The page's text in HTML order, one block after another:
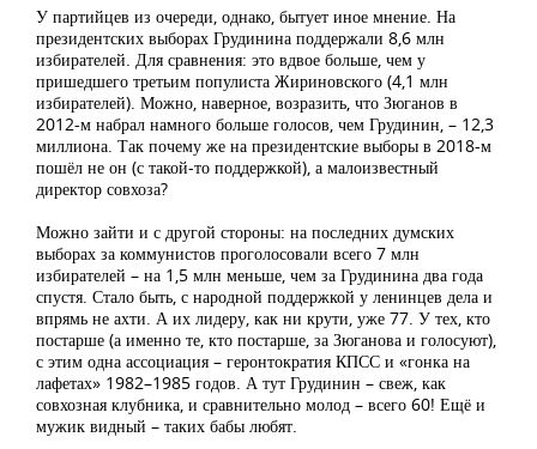
У партийцев из очереди, однако, бытует иное мнение. На
президентских выборах Грудинина поддержали 8,6 млн
избирателей. Для сравнения: это вдвое больше, чем у
пришедшего третьим популиста Жириновского (4,1 млн
избирателей). Можно, наверное, возразить, что Зюганов в
2012-м набрал намного больше голосов, чем Грудинин, – 12,3
миллиона. Так почему же на президентские выборы в 2018-м
пошёл не он (с такой-то поддержкой), а малоизвестный
директор совхоза?
Можно зайти и с другой стороны: на последних думских
выборах за коммунистов проголосовали всего 7 млн
избирателей – на 1,5 млн меньше, чем за Грудинина два года
спустя. Стало быть, с народной поддержкой у ленинцев дела и
впрямь не ахти. А их лидеру, как ни крути, уже 77. У тех, кто
постарше (а именно те, кто постарше, за Зюганова и голосуют),
с этим одна ассоциация – геронтократия КПСС и «гонка на
лафетах» 1982–1985 годов. А тут Грудинин – свеж, как
совхозная клубника, и сравнительно молод – всего 60! Ещё и
мужик видный – таких бабы любят.